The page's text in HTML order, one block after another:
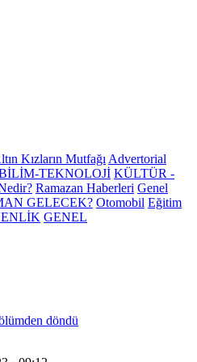
Kızların Mutfağı Advertorial
TEKNOLOJİ KÜLTÜR -
Ramazan Haberleri Genel
GELECEK? Otomobil Eğitim
GENEL
döndü